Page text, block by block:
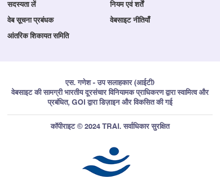
सदस्यता लें नियम एवं शर्तें
वेब सूचना प्रबंधक वेबसाइट नीतियाँ
आंतरिक शिकायत समिति
एस. गणेश - उप सलाहकार (आईटी)
वेबसाइट की सामग्री भारतीय दूरसंचार विनियामक प्राधिकरण द्वारा स्वामित्व और
प्रबंधित, GOI द्वारा डिज़ाइन और विकसित की गई
कॉपीराइट © 2024 TRAI. सर्वाधिकार सुरक्षित